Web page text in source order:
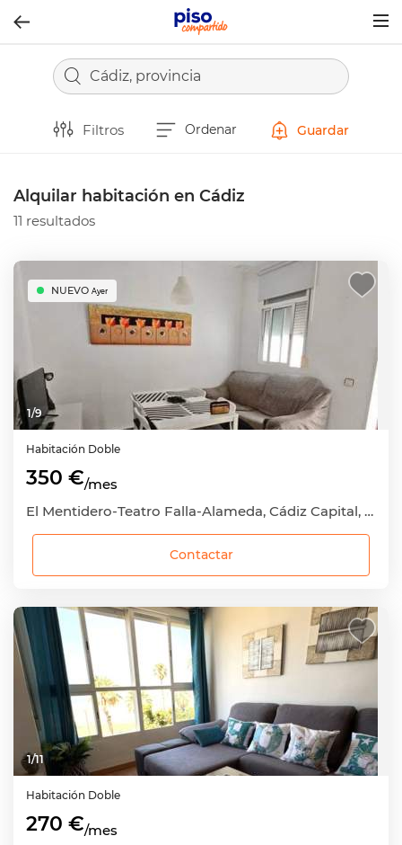
Cádiz, provincia
Filtros Ordenar Guardar
Alquilar habitación en Cádiz
11 resultados
1/9
NUEVO Ayer
Habitación Doble
350 €/mes
El Mentidero-Teatro Falla-Alameda, Cádiz Capital, Cádiz
Contactar
1/11
Habitación Doble
270 €/mes